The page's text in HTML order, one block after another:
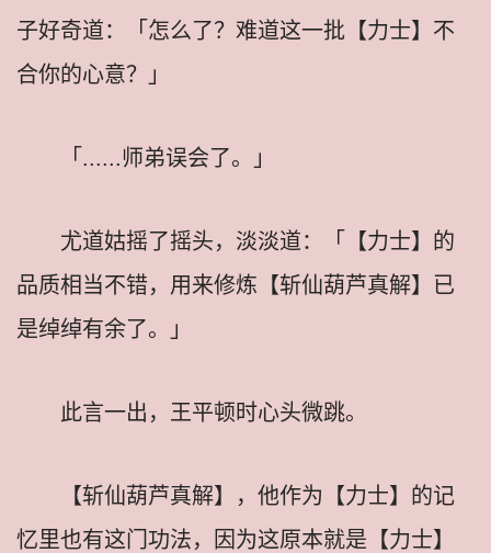
子好奇道：「怎么了？难道这一批【力士】不
合你的心意？」
「......师弟误会了。」
尤道姑摇了摇头，淡淡道：「【力士】的
品质相当不错，用来修炼【斩仙葫芦真解】已
是绰绰有余了。」
此言一出，王平顿时心头微跳。
【斩仙葫芦真解】，他作为【力士】的记
忆里也有这门功法，因为这原本就是【力士】